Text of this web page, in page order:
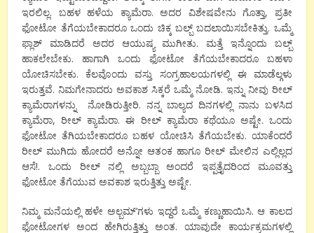
ಇರಲಿಲ್ಲ. ಬಹಳ ಹಳೆಯ ಕ್ಯಾಮೆರಾ. ಅದರ ವಿಶೇಷವೇನು ಗೊತ್ತಾ, ಪ್ರತೀ
ಫೋಟೋ ತೆಗೆಯಬೇಕಾದರೂ ಒಂದು‌ ಚಿಕ್ಕ ಬಲ್ಬ್ ಬದಲಾಯಿಸಬೇಕಿತ್ತು. ಒಮ್ಮೆ
ಫ್ಲಾಶ್ ಮಾಡಿದರೆ ಅದರ ಆಯುಷ್ಯ ‌ಮುಗೀತು. ಮತ್ತೆ ಇನ್ನೊಂದು‌ ಬಲ್ಬ್
ಹಾಕಲೇಬೇಕು. ಹಾಗಾಗಿ ಒಂದು ಫೋಟೋ ತೆಗೆಯಬೇಕಾದರೂ ಬಹಳಾ
ಯೋಚಿಸಬೇಕು. ಕೆಲವೊಂದು‌ ವಸ್ತು ಸಂಗ್ರಹಾಲಯಗಳಲ್ಲಿ ಈ ಮಾಡೆಲ್ಗಳು
ಇರುತ್ತವೆ.‌ ನಿಮಗೇನಾದರು ಅವಕಾಶ ಸಿಕ್ಕರೆ ಒಮ್ಮೆ ನೋಡಿ. ಇನ್ನು ನೀವು ರೀಲ್
ಕ್ಯಾಮೆರಾಗಳನ್ನು ನೋಡಿರುತ್ತೀರಿ. ನನ್ನ‌ ಬಾಲ್ಯದ ದಿನಗಳಲ್ಲಿ ನಾನು ಬಳಸಿದ
ಕ್ಯಾಮೆರಾ,ರೀಲ್ ಕ್ಯಾಮೆರಾ. ಈ ರೀಲ್ ಕ್ಯಾಮೆರಾ ಕಥೆಯೂ ಅಷ್ಟೇ. ಒಂದು‌
ಫೋಟೋ ತೆಗಿಯಬೇಕಾದರೂ ಬಹಳ ಯೋಚಿಸಿ ತೆಗೆಯಬೇಕು. ಯಾಕೆಂದರೆ
ರೀಲ್ ಮುಗಿದು ಹೋದರೆ ಅನ್ನೋ ಆತಂಕ ಹಾಗೂ ರೀಲ್ ಮೇಲಿನ‌ ಎಲ್ಲಿಲ್ಲದ
ಆಸೆ!. ಒಂದು ರೀಲ್ ನಲ್ಲಿ ಅಬ್ಬಬ್ಬಾ ಅಂದರೆ ಇಪ್ಪತ್ತೈದರಿಂದ ಮೂವತ್ತು
ಫೋಟೋ ತೆಗೆಯುವ ಅವಕಾಶ ಇರುತ್ತಿತ್ತು‌ ಅಷ್ಟೇ.
ನಿಮ್ಮ ಮನೆಯಲ್ಲಿ ಹಳೇ ಅಲ್ಬಮ್’ಗಳು ಇದ್ದರೆ ಒಮ್ಮೆ ಕಣ್ಣುಹಾಯಿಸಿ. ಆ ಕಾಲದ
ಫೋಟೋಗಳ ಅಂದ ಹೇಗಿರುತ್ತಿತ್ತು ಅಂತ. ಯಾವುದೇ ಕಾರ್ಯಕ್ರಮಗಳಲ್ಲಿ